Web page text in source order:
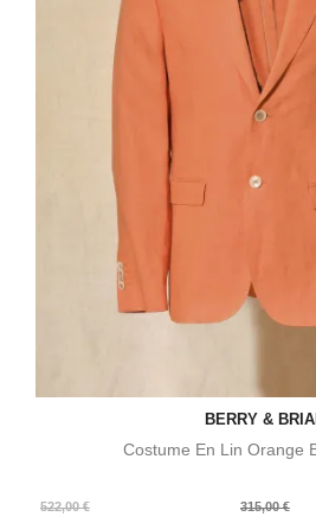
BERRY &
Costume En Lin Orange
522,00 €
Prix
315,00 €
Prix